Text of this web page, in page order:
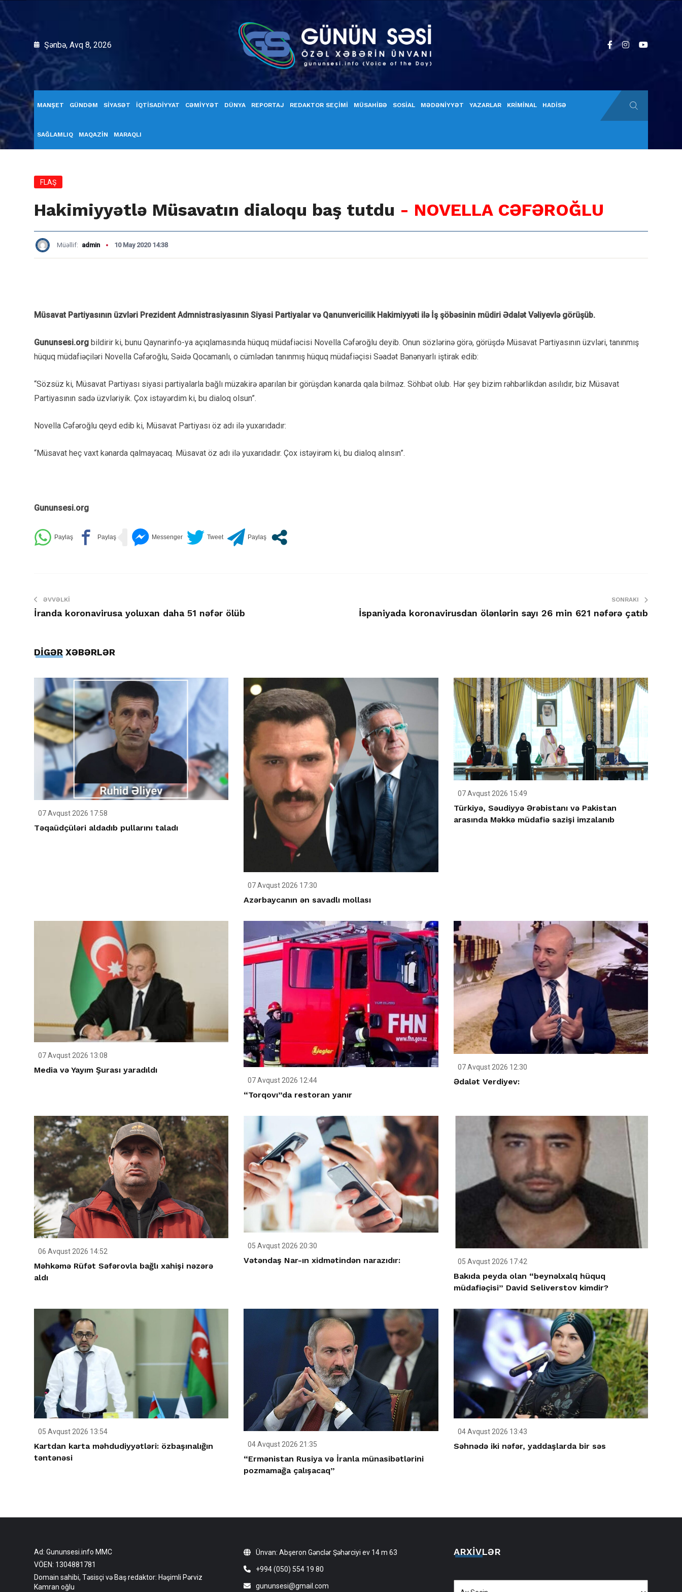
Şənbə, Avq 8, 2026
MANŞET GÜNDƏM SİYASƏT İQTİSADİYYAT CƏMİYYƏT DÜNYA REPORTAJ REDAKTOR SEÇİMİ MÜSAHİBƏ SOSİAL MƏDƏNİYYƏT YAZARLAR KRİMİNAL HADİSƏ
SAĞLAMLIQ MAQAZİN MARAQLI
FLAŞ
Hakimiyyətlə Müsavatın dialoqu baş tutdu - NOVELLA CƏFƏROĞLU
Müəllif: admin 10 May 2020 14:38
Müsavat Partiyasının üzvləri Prezident Admnistrasiyasının Siyasi Partiyalar və Qanunvericilik Hakimiyyəti ilə İş şöbəsinin müdiri Ədalət Vəliyevlə görüşüb.
Gununsesi.org bildirir ki, bunu Qaynarinfo-ya açıqlamasında hüquq müdafiəcisi Novella Cəfəroğlu deyib. Onun sözlərinə görə, görüşdə Müsavat Partiyasının üzvləri, tanınmış
hüquq müdafiəçiləri Novella Cəfəroğlu, Səidə Qocamanlı, o cümlədən tanınmış hüquq müdafiəçisi Səadət Bənənyarlı iştirak edib:
“Sözsüz ki, Müsavat Partiyası siyasi partiyalarla bağlı müzakirə aparılan bir görüşdən kənarda qala bilməz. Söhbət olub. Hər şey bizim rəhbərlikdən asılıdır, biz Müsavat
Partiyasının sadə üzvləriyik. Çox istəyərdim ki, bu dialoq olsun”.
Novella Cəfəroğlu qeyd edib ki, Müsavat Partiyası öz adı ilə yuxarıdadır:
“Müsavat heç vaxt kənarda qalmayacaq. Müsavat öz adı ilə yuxarıdadır. Çox istəyirəm ki, bu dialoq alınsın”.
Gununsesi.org
ƏVVƏLKI
İranda koronavirusa yoluxan daha 51 nəfər ölüb
SONRAKI
İspaniyada koronavirusdan ölənlərin sayı 26 min 621 nəfərə çatıb
DİGƏR XƏBƏRLƏR
07 Avqust 2026 17:58
Təqaüdçüləri aldadıb pullarını taladı
07 Avqust 2026 17:30
Azərbaycanın ən savadlı mollası
07 Avqust 2026 15:49
Türkiyə, Səudiyyə Ərəbistanı və Pakistan
arasında Məkkə müdafiə sazişi imzalanıb
07 Avqust 2026 13:08
Media və Yayım Şurası yaradıldı
07 Avqust 2026 12:44
“Torqovı”da restoran yanır
07 Avqust 2026 12:30
Ədalət Verdiyev:
06 Avqust 2026 14:52
Məhkəmə Rüfət Səfərovla bağlı xahişi nəzərə
aldı
05 Avqust 2026 20:30
Vətəndaş Nar-ın xidmətindən narazıdır: 05 Avqust 2026 17:42
Bakıda peyda olan “beynəlxalq hüquq
müdafiəçisi” David Seliverstov kimdir?
05 Avqust 2026 13:54
Kartdan karta məhdudiyyətləri: özbaşınalığın
təntənəsi
04 Avqust 2026 21:35
“Ermənistan Rusiya və İranla münasibətlərini
pozmamağa çalışacaq”
04 Avqust 2026 13:43
Səhnədə iki nəfər, yaddaşlarda bir səs
Ad: Gununsesi.info MMC
VÖEN: 1304881781
Domain sahibi, Təsisçi və Baş redaktor: Həşimli Pərviz
Kamran oğlu
Ünvan: Abşeron Gənclər Şəhərciyi ev 14 m 63
+994 (050) 554 19 80
gununsesi@gmail.com
ARXIVLƏR
Arxivlər